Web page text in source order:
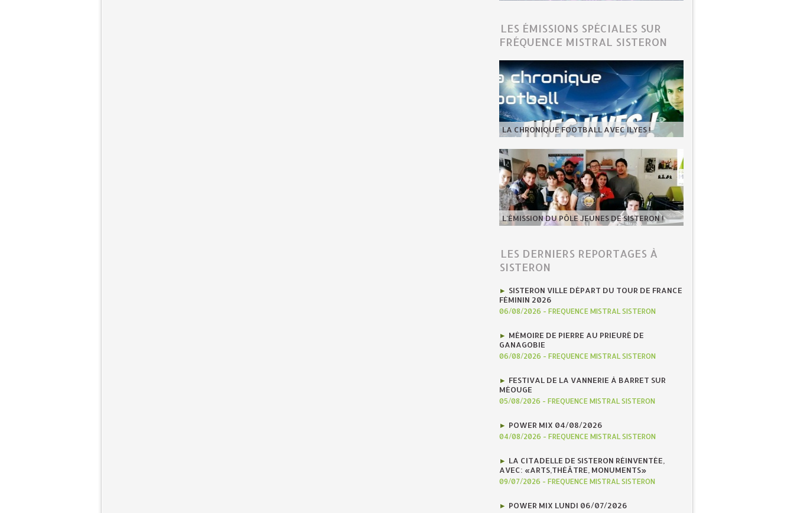
LES ÉMISSIONS SPÉCIALES SUR
FRÉQUENCE MISTRAL SISTERON
LA CHRONIQUE FOOTBALL AVEC ILYES !
L'ÉMISSION DU PÔLE JEUNES DE SISTERON !
LES DERNIERS REPORTAGES À
SISTERON
SISTERON VILLE DÉPART DU TOUR DE FRANCE
FÉMININ 2026
06/08/2026 - FREQUENCE MISTRAL SISTERON
MÉMOIRE DE PIERRE AU PRIEURÉ DE
GANAGOBIE
06/08/2026 - FREQUENCE MISTRAL SISTERON
FESTIVAL DE LA VANNERIE À BARRET SUR
MÉOUGE
05/08/2026 - FREQUENCE MISTRAL SISTERON
POWER MIX 04/08/2026
04/08/2026 - FREQUENCE MISTRAL SISTERON
LA CITADELLE DE SISTERON RÉINVENTÉE,
AVEC: «ARTS,THÉÂTRE, MONUMENTS»
09/07/2026 - FREQUENCE MISTRAL SISTERON
POWER MIX LUNDI 06/07/2026